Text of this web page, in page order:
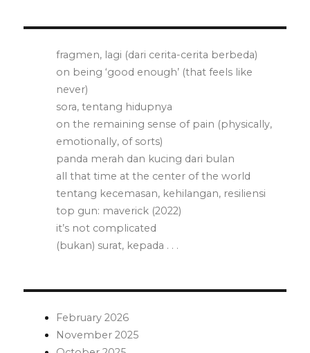
fragmen, lagi (dari cerita-cerita berbeda)
on being ‘good enough’ (that feels like
never)
sora, tentang hidupnya
on the remaining sense of pain (physically,
emotionally, of sorts)
panda merah dan kucing dari bulan
all that time at the center of the world
tentang kecemasan, kehilangan, resiliensi
top gun: maverick (2022)
it’s not complicated
(bukan) surat, kepada . . .
February 2026
November 2025